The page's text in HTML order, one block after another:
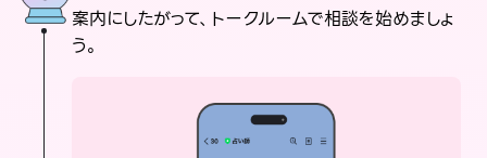
案内にしたがって、トークルームで相談を始めましょ
う。